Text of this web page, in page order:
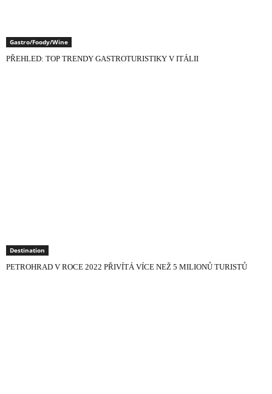
Gastro/Foody/Wine
PŘEHLED: TOP TRENDY GASTROTURISTIKY V ITÁLII
Destination
PETROHRAD V ROCE 2022 PŘIVÍTÁ VÍCE NEŽ 5 MILIONŮ TURISTŮ